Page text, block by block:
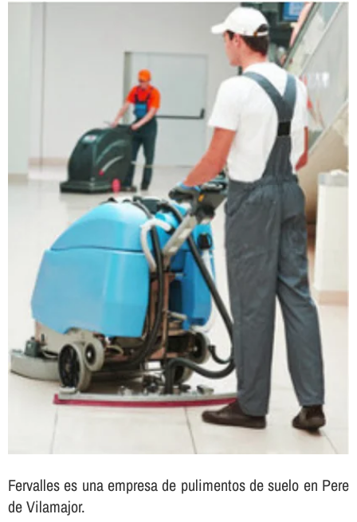
Fervalles es una empresa de pulimentos de suelo en Pere
de Vilamajor.